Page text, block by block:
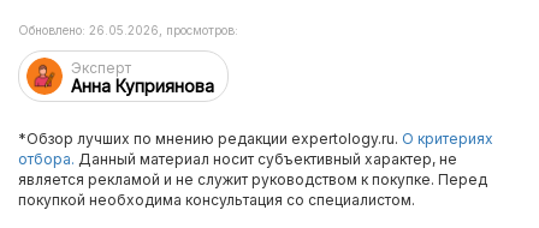
Эксперт
Анна Куприянова
Обновлено: 26.05.2026, просмотров:
*Обзор лучших по мнению редакции expertology.ru. О критериях
отбора. Данный материал носит субъективный характер, не
является рекламой и не служит руководством к покупке. Перед
покупкой необходима консультация со специалистом.